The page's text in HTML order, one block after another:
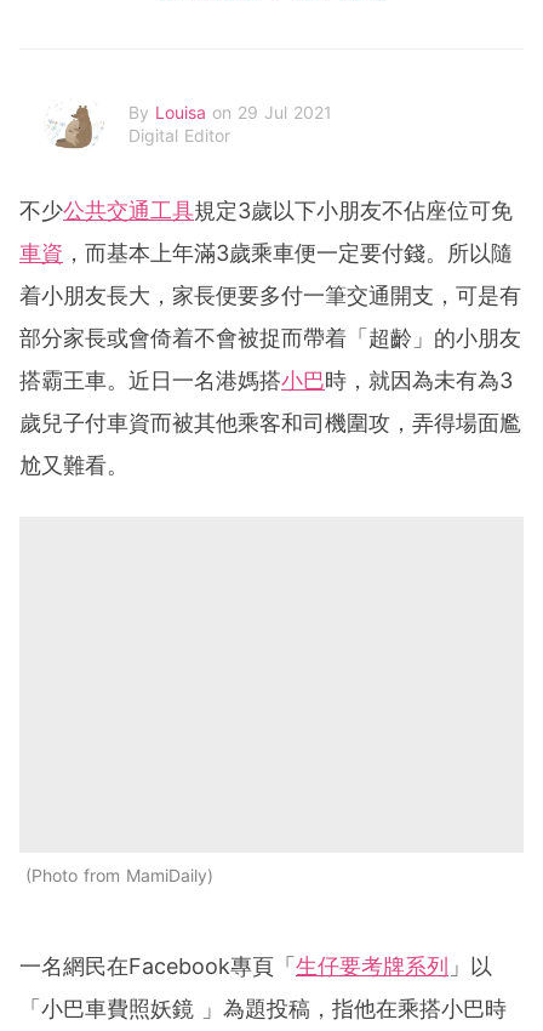
By Louisa on 29 Jul 2021
Digital Editor
不少公共交通工具規定3歲以下小朋友不佔座位可免
車資 ，而基本上年滿3歲乘車便一定要付錢。所以隨
着小朋友長大，家長便要多付一筆交通開支，可是有
部分家長或會倚着不會被捉而帶着「超齡」的小朋友
搭霸王車。近日一名港媽搭小巴時，就因為未有為3
歲兒子付車資而被其他乘客和司機圍攻，弄得場面尷
尬又難看。
Photo from MamiDaily
一名網民在Facebook專頁「 生仔要考牌系列 」以
「小巴車費照妖鏡 」為題投稿，指他在乘搭小巴時